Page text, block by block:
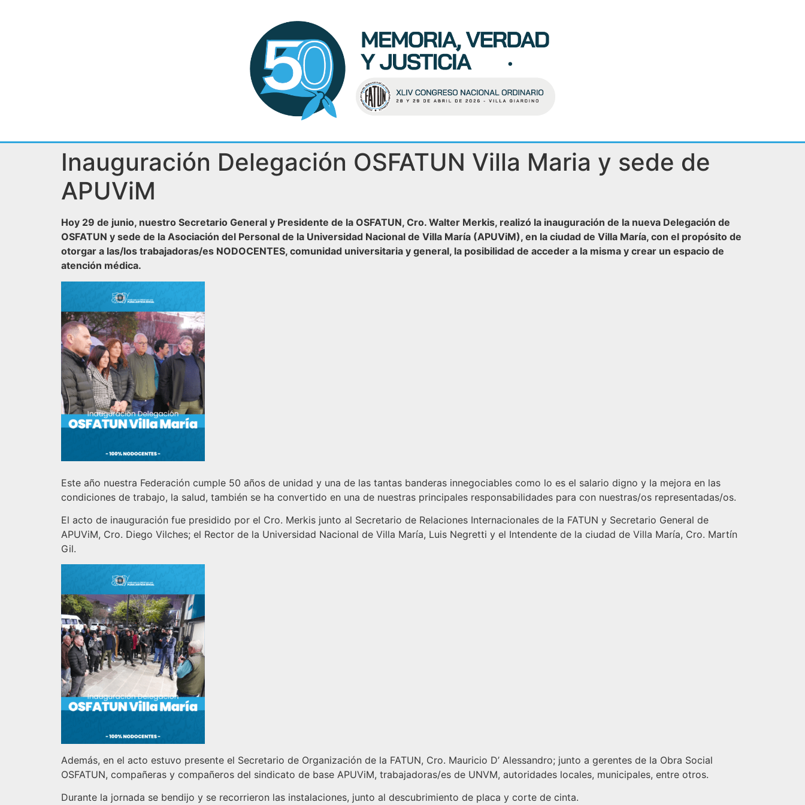
Inauguración Delegación OSFATUN Villa Maria y sede de
APUViM
Hoy 29 de junio, nuestro Secretario General y Presidente de la OSFATUN, Cro. Walter Merkis, realizó la inauguración de la nueva Delegación de
OSFATUN y sede de la Asociación del Personal de la Universidad Nacional de Villa María (APUViM), en la ciudad de Villa María, con el propósito de
otorgar a las/los trabajadoras/es NODOCENTES, comunidad universitaria y general, la posibilidad de acceder a la misma y crear un espacio de
atención médica.
Este año nuestra Federación cumple 50 años de unidad y una de las tantas banderas innegociables como lo es el salario digno y la mejora en las
condiciones de trabajo, la salud, también se ha convertido en una de nuestras principales responsabilidades para con nuestras/os representadas/os.
El acto de inauguración fue presidido por el Cro. Merkis junto al Secretario de Relaciones Internacionales de la FATUN y Secretario General de
APUViM, Cro. Diego Vilches; el Rector de la Universidad Nacional de Villa María, Luis Negretti y el Intendente de la ciudad de Villa María, Cro. Martín
Gil.
Además, en el acto estuvo presente el Secretario de Organización de la FATUN, Cro. Mauricio D’ Alessandro; junto a gerentes de la Obra Social
OSFATUN, compañeras y compañeros del sindicato de base APUViM, trabajadoras/es de UNVM, autoridades locales, municipales, entre otros.
Durante la jornada se bendijo y se recorrieron las instalaciones, junto al descubrimiento de placa y corte de cinta.